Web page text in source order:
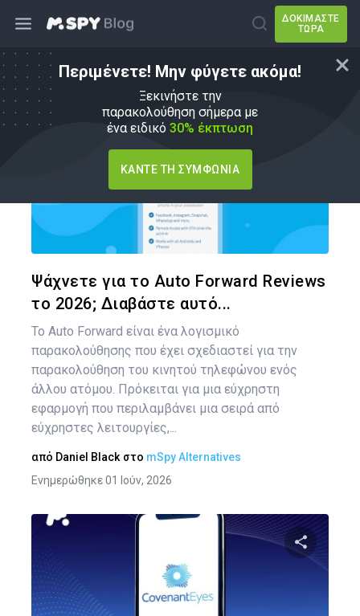
ΔΟΚΙΜΆΣΤΕ
ΤΏΡΑ
Περιμένετε! Μην φύγετε ακόμα!
Ξεκινήστε την
παρακολούθηση σήμερα με
ένα ειδικό 30% έκπτωση
ΚΆΝΤΕ ΤΗ ΣΥΜΦΩΝΊΑ
Εναλλακτικές λύσεις mSpy
Ψάχνετε για το Auto Forward Reviews
το 2026; Διαβάστε αυτό...
Το Auto Forward είναι ένα λογισμικό
παρακολούθησης που έχει σχεδιαστεί για την
παρακολούθηση του κινητού τηλεφώνου ενός
άλλου ατόμου. Πρόκειται για μια εύχρηστη
εφαρμογή που περιλαμβάνει μια σειρά από
εύχρηστες λειτουργίες,...
από Daniel Black στο mSpy Alternatives
Ενημερώθηκε 01 Ιούν, 2026